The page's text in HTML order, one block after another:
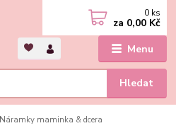
Menu
Hledat
0 ks
za 0,00 Kč
Náramky maminka & dcera